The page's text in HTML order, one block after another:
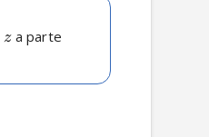
z a parte